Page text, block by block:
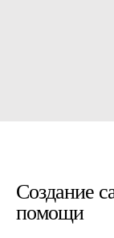
Создание
помощи